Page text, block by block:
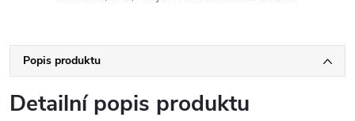
Popis produktu
Detailní popis produktu